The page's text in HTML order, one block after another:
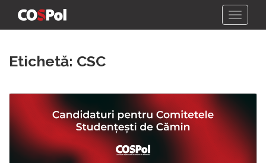
Etichetă: CSC